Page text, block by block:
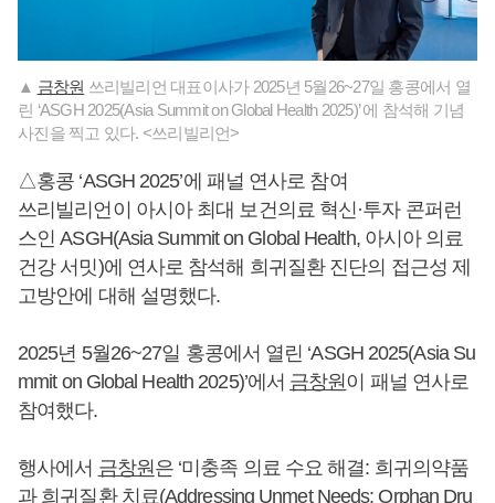
▲ 금창원 쓰리빌리언 대표이사가 2025년 5월26~27일 홍콩에서 열
린 ‘ASGH 2025(Asia Summit on Global Health 2025)’ 에 참석해 기념
사진을 찍고 있다. <쓰리빌리언>
△홍콩 ‘ASGH 2025’에 패널 연사로 참여
쓰리빌리언이 아시아 최대 보건의료 혁신·투자 콘퍼런
스인 ASGH(Asia Summit on Global Health, 아시아 의료
건강 서밋)에 연사로 참석해 희귀질환 진단의 접근성 제
고방안에 대해 설명했다.
2025년 5월26~27일 홍콩에서 열린 ‘ASGH 2025(Asia Su
mmit on Global Health 2025)’에서 금창원이 패널 연사로
참여했다.
행사에서 금창원은 ‘미충족 의료 수요 해결: 희귀의약품
과 희귀질환 치료(Addressing Unmet Needs: Orphan Dru